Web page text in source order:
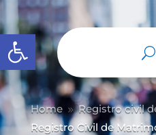
Abrir barra de herramientas
Home 9 Registro civil
Registro Civil de